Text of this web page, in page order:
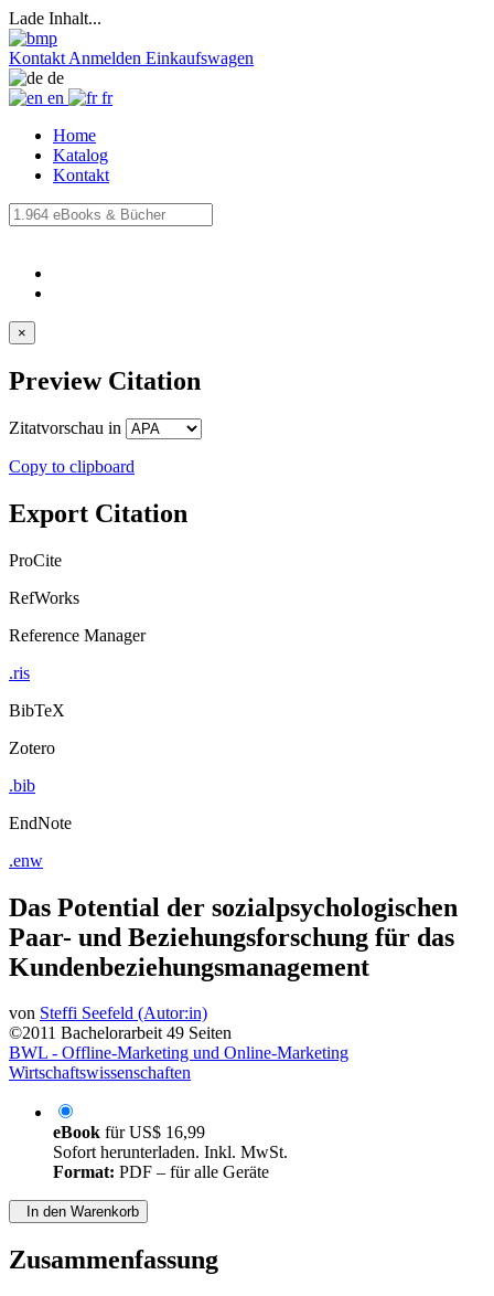
Lade Inhalt...
Kontakt Anmelden Einkaufswagen
de
en
fr
Home
Katalog
Kontakt
×
Preview Citation
Zitatvorschau in
Copy to clipboard
Export Citation
ProCite
RefWorks
Reference Manager
.ris
BibTeX
Zotero
.bib
EndNote
.enw
Das Potential der sozialpsychologischen
Paar- und Beziehungsforschung für das
Kundenbeziehungsmanagement
von Steffi Seefeld (Autor:in)
©2011 Bachelorarbeit 49 Seiten
BWL - Offline-Marketing und Online-Marketing
Wirtschaftswissenschaften
eBook fürUS$ 16,99
Sofort herunterladen. Inkl. MwSt.
Format: PDF – für alle Geräte
In den Warenkorb
Zusammenfassung